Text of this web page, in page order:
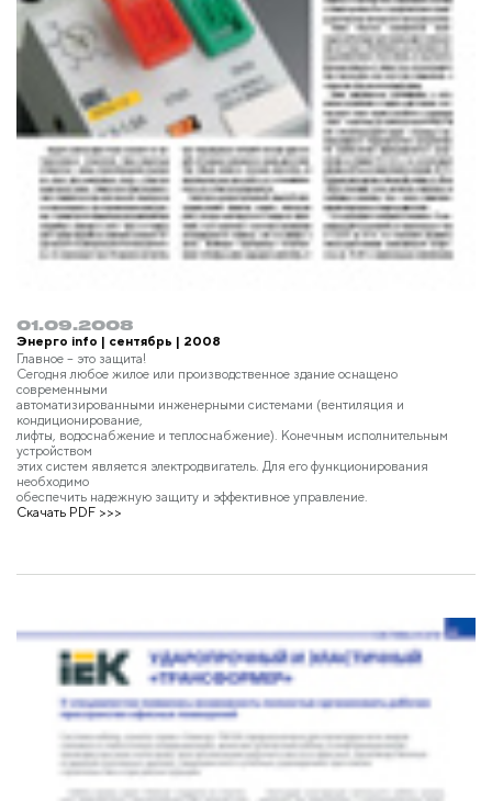
01.09.2008
Энерго info | сентябрь | 2008
Главное – это защита!
Сегодня любое жилое или производственное здание оснащено
современными
автоматизированными инженерными системами (вентиляция и
кондиционирование,
лифты, водоснабжение и теплоснабжение). Конечным исполнительным
устройством
этих систем является электродвигатель. Для его функционирования
необходимо
обеспечить надежную защиту и эффективное управление.
Скачать PDF >>>